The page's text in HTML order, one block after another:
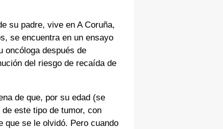
su padre, vive en A Coruña,
se encuentra en un ensayo
oncóloga después de
del riesgo de recaída de
de que, por su edad (se
este tipo de tumor, con
que se le olvidó. Pero cuando